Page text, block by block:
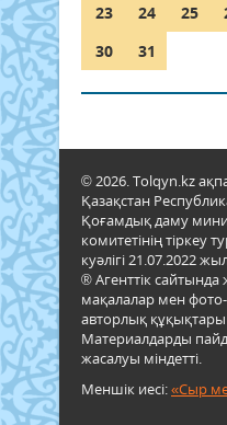
23
24 25
30
31
© 2026. Tolqyn.kz
Қазақстан
Қоғамдық даму
комитетінің тіркеу
куәлігі 21.07.2022
® Агенттік
мақалалар мен
авторлық құқықтары
Материалдарды
жасалуы міндетті.
Меншік иесі:«Сыр